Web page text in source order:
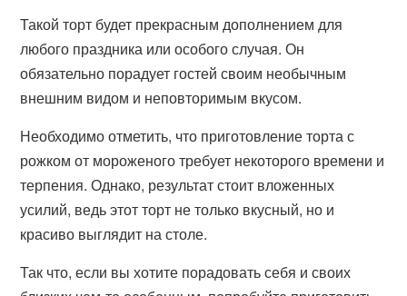
Такой торт будет прекрасным дополнением для
любого праздника или особого случая. Он
обязательно порадует гостей своим необычным
внешним видом и неповторимым вкусом.
Необходимо отметить, что приготовление торта с
рожком от мороженого требует некоторого времени и
терпения. Однако, результат стоит вложенных
усилий, ведь этот торт не только вкусный, но и
красиво выглядит на столе.
Так что, если вы хотите порадовать себя и своих